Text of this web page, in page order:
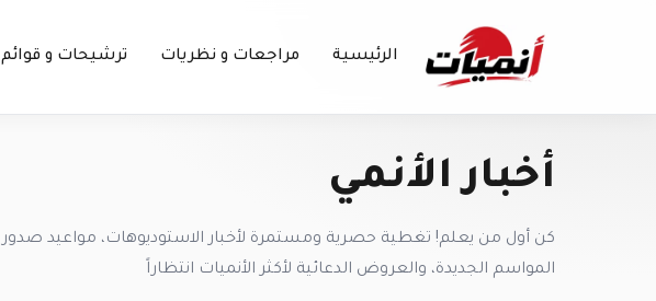
الرئيسية مراجعات و نظريات ترشيحات و قوائم
أخبار الأنمي
كن أول من يعلم! تغطية حصرية ومستمرة لأخبار الاستوديوهات، مواعيد صدور
المواسم الجديدة، والعروض الدعائية لأكثر الأنميات انتظاراً